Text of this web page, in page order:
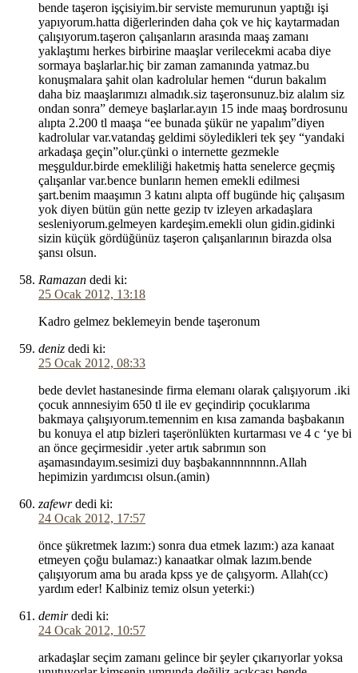
bende taşeron işçisiyim.bir serviste memurunun yaptığı işi
yapıyorum.hatta diğerlerinden daha çok ve hiç kaytarmadan
çalışıyorum.taşeron çalışanların arasında maaş zamanı
yaklaştımı herkes birbirine maaşlar verilecekmi acaba diye
sormaya başlarlar.hiç bir zaman zamanında yatmaz.bu
konuşmalara şahit olan kadrolular hemen “durun bakalım
daha biz maaşlarımızı almadık.siz taşeronsunuz.biz alalım siz
ondan sonra” demeye başlarlar.ayın 15 inde maaş bordrosunu
alıpta 2.200 tl maaşa “ee bunada şükür ne yapalım”diyen
kadrolular var.vatandaş geldimi söyledikleri tek şey “yandaki
arkadaşa geçin”olur.çünki o internette gezmekle
meşguldur.birde emekliliği haketmiş hatta senelerce geçmiş
çalışanlar var.bence bunların hemen emekli edilmesi
şart.benim maaşımın 3 katını alıpta off bugünde hiç çalışasım
yok diyen bütün gün nette gezip tv izleyen arkadaşlara
sesleniyorum.gelmeyen kardeşim.emekli olun gidin.gidinki
sizin küçük gördüğünüz taşeron çalışanlarının birazda olsa
şansı olsun.
Ramazan dedi ki:
25 Ocak 2012, 13:18
Kadro gelmez beklemeyin bende taşeronum
deniz dedi ki:
25 Ocak 2012, 08:33
bede devlet hastanesinde firma elemanı olarak çalışıyorum .iki
çocuk annnesiyim 650 tl ile ev geçindirip çocuklarıma
bakmaya çalışıyorum.temennim en kısa zamanda başbakanın
bu konuya el atıp bizleri taşerönlükten kurtarması ve 4 c ‘ye bi
an önce geçirmesidir .yeter artık sabrımın son
aşamasındayım.sesimizi duy başbakannnnnnnn.Allah
hepimizin yardımcısı olsun.(amin)
zafewr dedi ki:
24 Ocak 2012, 17:57
önce şükretmek lazım:) sonra dua etmek lazım:) aza kanaat
etmeyen çoğu bulamaz:) kanaatkar olmak lazım.bende
çalışıyorum ama bu arada kpss ye de çalışyorm. Allah(cc)
yardım eder! Kalbiniz temiz olsun yeterki:)
demir dedi ki:
24 Ocak 2012, 10:57
arkadaşlar seçim zamanı gelince bir şeyler çıkarıyorlar yoksa